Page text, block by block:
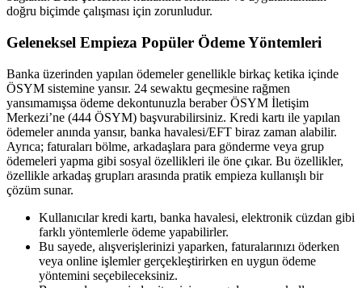
doğru biçimde çalışması için zorunludur.
Geleneksel Empieza Popüler Ödeme Yöntemleri
Banka üzerinden yapılan ödemeler genellikle birkaç ketika içinde
ÖSYM sistemine yansır. 24 sewaktu geçmesine rağmen
yansımamışsa ödeme dekontunuzla beraber ÖSYM İletişim
Merkezi’ne (444 ÖSYM) başvurabilirsiniz. Kredi kartı ile yapılan
ödemeler anında yansır, banka havalesi/EFT biraz zaman alabilir.
Ayrıca; faturaları bölme, arkadaşlara para gönderme veya grup
ödemeleri yapma gibi sosyal özellikleri ile öne çıkar. Bu özellikler,
özellikle arkadaş grupları arasında pratik empieza kullanışlı bir
çözüm sunar.
Kullanıcılar kredi kartı, banka havalesi, elektronik cüzdan gibi
farklı yöntemlerle ödeme yapabilirler.
Bu sayede, alışverişlerinizi yaparken, faturalarınızı öderken
veya online işlemler gerçekleştirirken en uygun ödeme
yöntemini seçebileceksiniz.